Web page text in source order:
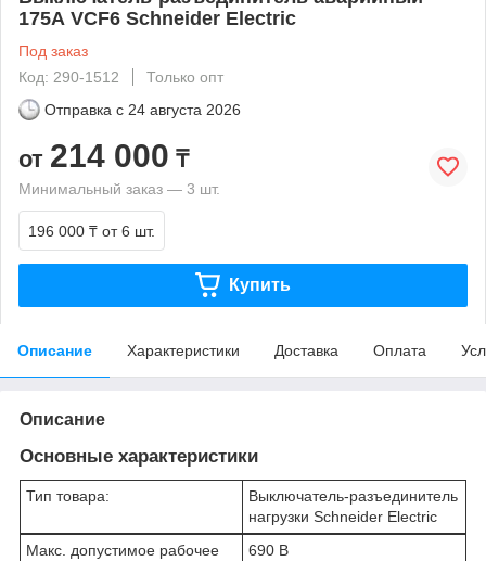
175А VCF6 Schneider Electric
Под заказ
Код: 290-1512
Только опт
Отправка с 24 августа 2026
от 214 000 ₸
Минимальный заказ — 3 шт.
196 000 ₸ от 6 шт.
Купить
Описание Характеристики Доставка Оплата
Описание
Основные характеристики
Тип товара:
Выключатель-разъединитель
нагрузки Schneider Electric
Макс. допустимое рабочее
690 В